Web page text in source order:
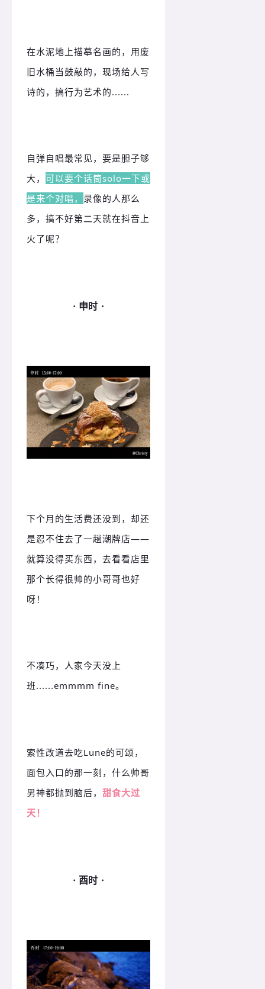
在水泥地上描摹名画的，用废
旧水桶当鼓敲的，现场给人写
诗的，搞行为艺术的......
自弹自唱最常见，要是胆子够
大， 可以要个话筒solo一下或
是来个对唱， 录像的人那么
多，搞不好第二天就在抖音上
火了呢？
· 申时 ·
下个月的生活费还没到，却还
是忍不住去了一趟潮牌店——
就算没得买东西，去看看店里
那个长得很帅的小哥哥也好
呀！
不凑巧，人家今天没上
班......emmmm fine。
索性改道去吃Lune的可颂，
面包入口的那一刻，什么帅哥
男神都抛到脑后， 甜食大过
天！
· 酉时 ·